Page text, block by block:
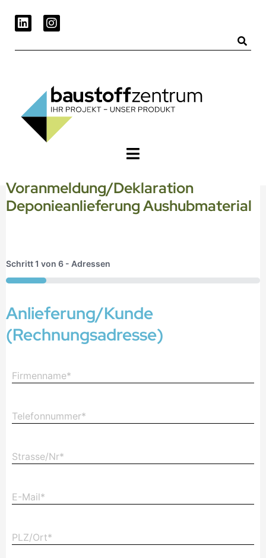
Voranmeldung/­Deklaration
Deponieanlieferung Aushubmaterial
Schritt1 von 6 - Adressen
16%
Anlieferung/Kunde
(Rechnungsadresse)
(erforderlich)
Mail(erforderlich)
(erforderlich)